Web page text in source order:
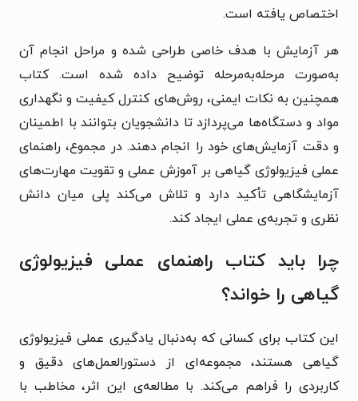
اختصاص یافته است.
هر آزمایش با هدف خاصی طراحی شده و مراحل انجام آن
به‌صورت مرحله‌به‌مرحله توضیح داده شده است. کتاب
همچنین به نکات ایمنی، روش‌های کنترل کیفیت و نگهداری
مواد و دستگاه‌ها می‌پردازد تا دانشجویان بتوانند با اطمینان
و دقت آزمایش‌های خود را انجام دهند. در مجموع، راهنمای
عملی فیزیولوژی گیاهی بر آموزش عملی و تقویت مهارت‌های
آزمایشگاهی تأکید دارد و تلاش می‌کند پلی میان دانش
نظری و تجربه‌ی عملی ایجاد کند.
چرا باید کتاب راهنمای عملی فیزیولوژی
گیاهی را خواند؟
این کتاب برای کسانی که به‌دنبال یادگیری عملی فیزیولوژی
گیاهی هستند، مجموعه‌ای از دستورالعمل‌های دقیق و
کاربردی را فراهم می‌کند. با مطالعه‌ی این اثر، مخاطب با